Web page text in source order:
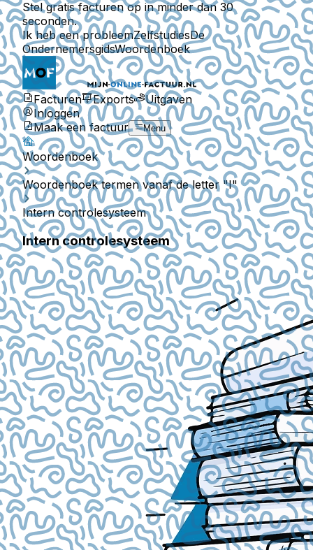
Stel gratis facturen op in minder dan 30
seconden.
Ik heb een probleemZelfstudiesDe
OndernemersgidsWoordenboek
Facturen Exports
Uitgaven
Inloggen
Maak een factuur
Menu
Woordenboek
Woordenboek termen vanaf de letter "I"
Intern controlesysteem
Intern controlesysteem